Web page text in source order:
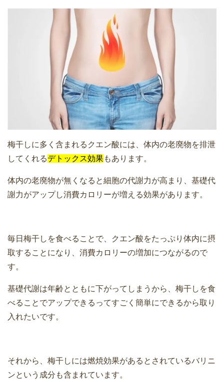
梅干しに多く含まれるクエン酸には、体内の老廃物を排泄
してくれるデトックス効果もあります。
体内の老廃物が無くなると細胞の代謝力が高まり、基礎代
謝力がアップし消費カロリーが増える効果があります。
毎日梅干しを食べることで、クエン酸をたっぷり体内に摂
取することになり、消費カロリーの増加につながるので
す。
基礎代謝は年齢とともに下がってしまうから、梅干しを食
べることでアップできるってすごく簡単にできるから取り
入れたいです。
それから、梅干しには燃焼効果があるとされているバリニ
ンという成分も含まれています。